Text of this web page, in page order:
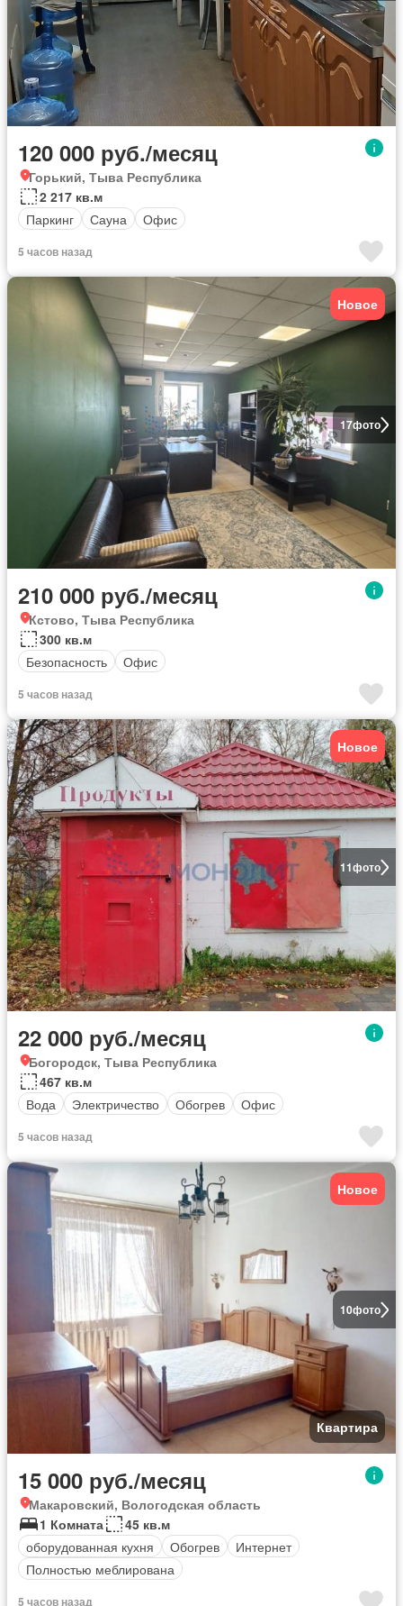
120 000 руб./месяц
Горький, Тыва Республика
2 217 кв.м
Паркинг
Сауна Офис
5 часов назад
17фото
Новое
210 000 руб./месяц
Кстово, Тыва Республика
300 кв.м
Безопасность
Офис
5 часов назад
11фото
Новое
22 000 руб./месяц
Богородск, Тыва Республика
467 кв.м
Вода
Электричество Обогрев Офис
5 часов назад
10фото
Новое
Квартира
15 000 руб./месяц
Макаровский, Вологодская область
1 Комната
45 кв.м
оборудованная кухня
Обогрев
Интернет
Полностью меблирована
5 часов назад